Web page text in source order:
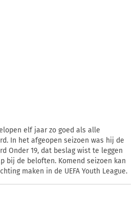
elf jaar zo goed als alle
In het afgeopen seizoen was hij de
Onder 19, dat beslag wist te leggen
bij de beloften. Komend seizoen kan
maken in de UEFA Youth League.